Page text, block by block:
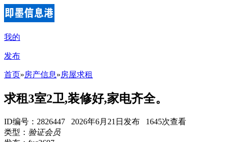
我的
发布
首页»房产信息»房屋求租
求租3室2卫,装修好,家电齐全。
ID编号：2826447 2026年6月21日发布 1645次查看
类型： 验证会员